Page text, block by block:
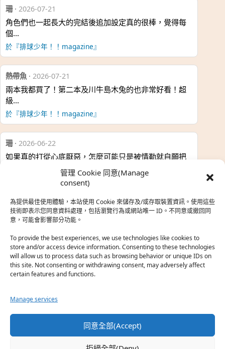
管理 Cookie 同意(Manage
consent)
為提供最佳使用體驗，本站使用 Cookie 來儲存及/或存取裝置資訊。使用這些
技術即表示您同意資料處理，包括瀏覽行為或網站唯一 ID。不同意或撤回同
意，可能會影響部分功能。
To provide the best experiences, we use technologies like cookies to
store and/or access device information. Consenting to these technologies
will allow us to process data such as browsing behavior or unique IDs on
this site. Not consenting or withdrawing consent, may adversely affect
certain features and functions.
Manage services
同意全部(Accept)
珊· 2026-07-21
角色們也一起長大的完結後追加設定真的很棒，覺得每
個…
於『排球少年！！magazine』
熱帶魚 · 2026-07-21
兩本我都買了！第二本及川牛島木兔的也非常好看！超
級…
於『排球少年！！magazine』
珊· 2026-06-22
如果真的打從心底厭惡，怎麼可能只是被情勒就自願把
熱帶魚·2026-06-22
之前看到網路上有人說灰二自私情勒大家陪他圓夢，但
真…
於『強風吹拂』
珊·2026-06-18
第…
於『白領羽球部』